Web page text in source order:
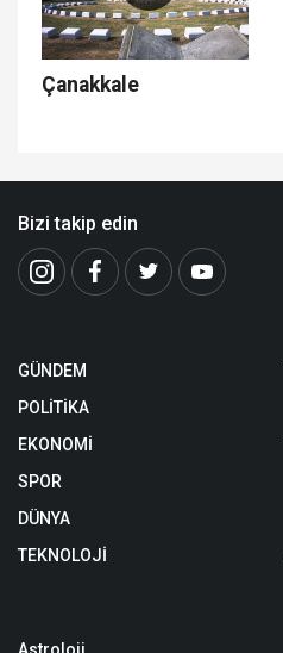
Çanakkale
Bizi takip edin
GÜNDEM
POLİTİKA
EKONOMİ
SPOR
DÜNYA
TEKNOLOJİ
Astroloji